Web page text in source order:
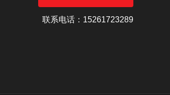
联系电话：15261723289